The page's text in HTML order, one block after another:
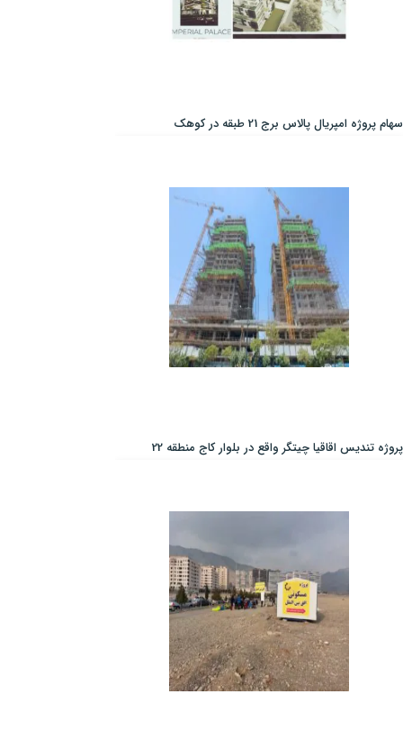
سهام پروژه امپریال پالاس برج 21 طبقه در کوهک
پروژه تندیس اقاقیا چیتگر واقع در بلوار کاج منطقه 22